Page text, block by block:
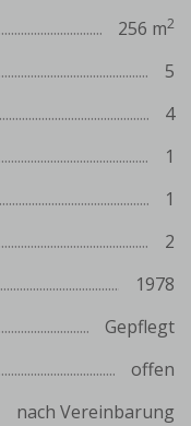
256 m2
5
4
1
1
2
1978
Gepflegt
offen
nach Vereinbarung